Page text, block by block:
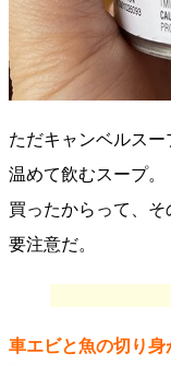
ただキャンベルス
温めて飲むスープ。
買ったからって、
要注意だ。
車エビと魚の切り